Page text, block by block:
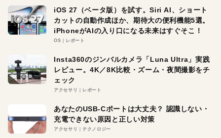
iOS 27（ベータ版）を試す。Siri AI、ショート
カットの自動作成ほか、期待大の便利機能5選。
iPhoneがAIの入り口になる未来はすぐそこ！
OS レポート
Insta360のジンバルカメラ「Luna Ultra」実践
レビュー。4K／8K比較・ズーム・夜間撮影をチ
ェック
アクセサリ レポート
あなたのUSB-Cポートは大丈夫？ 認識しない・
充電できない原因と正しい対策
アクセサリ テクノロジー